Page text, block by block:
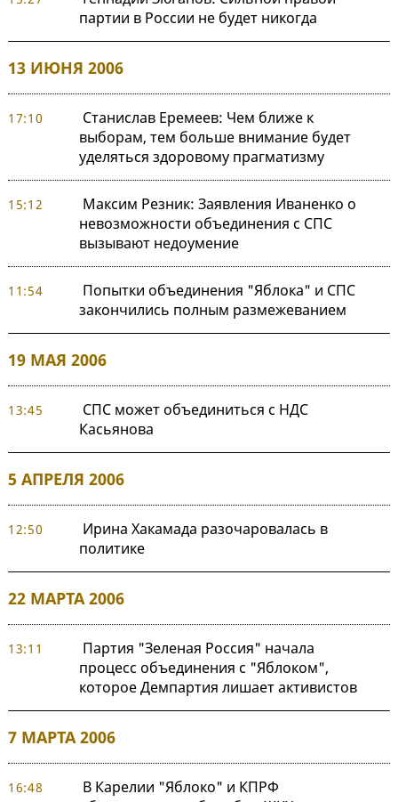
партии в России не будет никогда
13 ИЮНЯ 2006
17:10
Станислав Еремеев: Чем ближе к
выборам, тем больше внимание будет
уделяться здоровому прагматизму
15:12
Максим Резник: Заявления Иваненко о
невозможности объединения с СПС
вызывают недоумение
11:54
Попытки объединения "Яблока" и СПС
закончились полным размежеванием
19 МАЯ 2006
13:45
СПС может объединиться с НДС
Касьянова
5 АПРЕЛЯ 2006
12:50
Ирина Хакамада разочаровалась в
политике
22 МАРТА 2006
13:11
Партия "Зеленая Россия" начала
процесс объединения с "Яблоком",
которое Демпартия лишает активистов
7 МАРТА 2006
16:48
В Карелии "Яблоко" и КПРФ